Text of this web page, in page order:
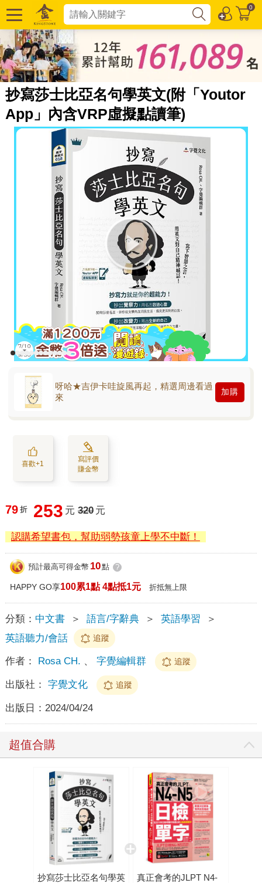
0
抄寫莎士比亞名句學英文(附「Youtor
App」內含VRP虛擬點讀筆)
呀哈★吉伊卡哇旋風再起，精選周邊看過
來
加購
喜歡+1
寫評價
賺金幣
79 折 253 元 320 元
認購希望書包，幫助弱勢孩童上學不中斷！
預計最高可得金幣 10點 ?
HAPPY GO享100累1點 4點抵1元 折抵無上限
分類： 中文書 ＞ 語言/字辭典 ＞ 英語學習
＞
英語聽力/會話
追蹤
作者： Rosa CH. 、 字覺編輯群 追蹤
出版社： 字覺文化 追蹤
出版日： 2024/04/24
超值合購
抄寫莎士比亞名句學英
真正會考的JLPT N4-